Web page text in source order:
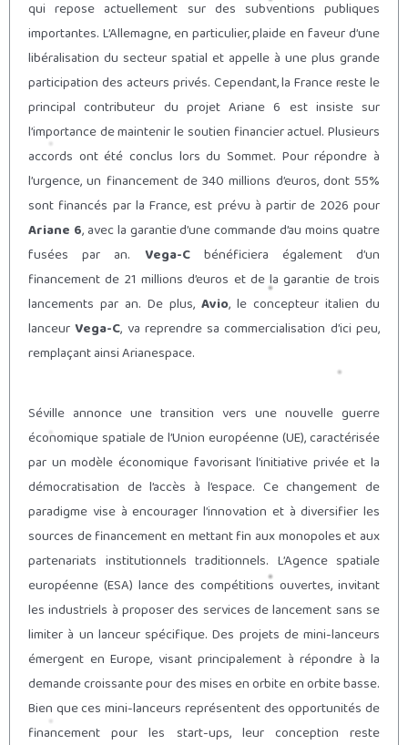
qui repose actuellement sur des subventions publiques
importantes. L’Allemagne, en particulier, plaide en faveur d’une
libéralisation du secteur spatial et appelle à une plus grande
participation des acteurs privés. Cependant, la France reste le
principal contributeur du projet Ariane 6 est insiste sur
l’importance de maintenir le soutien financier actuel. Plusieurs
accords ont été conclus lors du Sommet. Pour répondre à
l’urgence, un financement de 340 millions d’euros, dont 55%
sont financés par la France, est prévu à partir de 2026 pour
Ariane 6, avec la garantie d’une commande d’au moins quatre
fusées par an. Vega-Cbénéficiera également d’un
financement de 21 millions d’euros et de la garantie de trois
lancements par an. De plus, Avio, le concepteur italien du
lanceurVega-C, va reprendre sa commercialisation d’ici peu,
remplaçant ainsi Arianespace.
Séville annonce une transition vers une nouvelle guerre
économique spatiale de l’Union européenne (UE), caractérisée
par un modèle économique favorisant l’initiative privée et la
démocratisation de l’accès à l’espace. Ce changement de
paradigme vise à encourager l’innovation et à diversifier les
sources de financement en mettant fin aux monopoles et aux
partenariats institutionnels traditionnels. L’Agence spatiale
européenne (ESA) lance des compétitions ouvertes, invitant
les industriels à proposer des services de lancement sans se
limiter à un lanceur spécifique. Des projets de mini-lanceurs
émergent en Europe, visant principalement à répondre à la
demande croissante pour des mises en orbite en orbite basse.
Bien que ces mini-lanceurs représentent des opportunités de
financement pour les start-ups, leur conception reste